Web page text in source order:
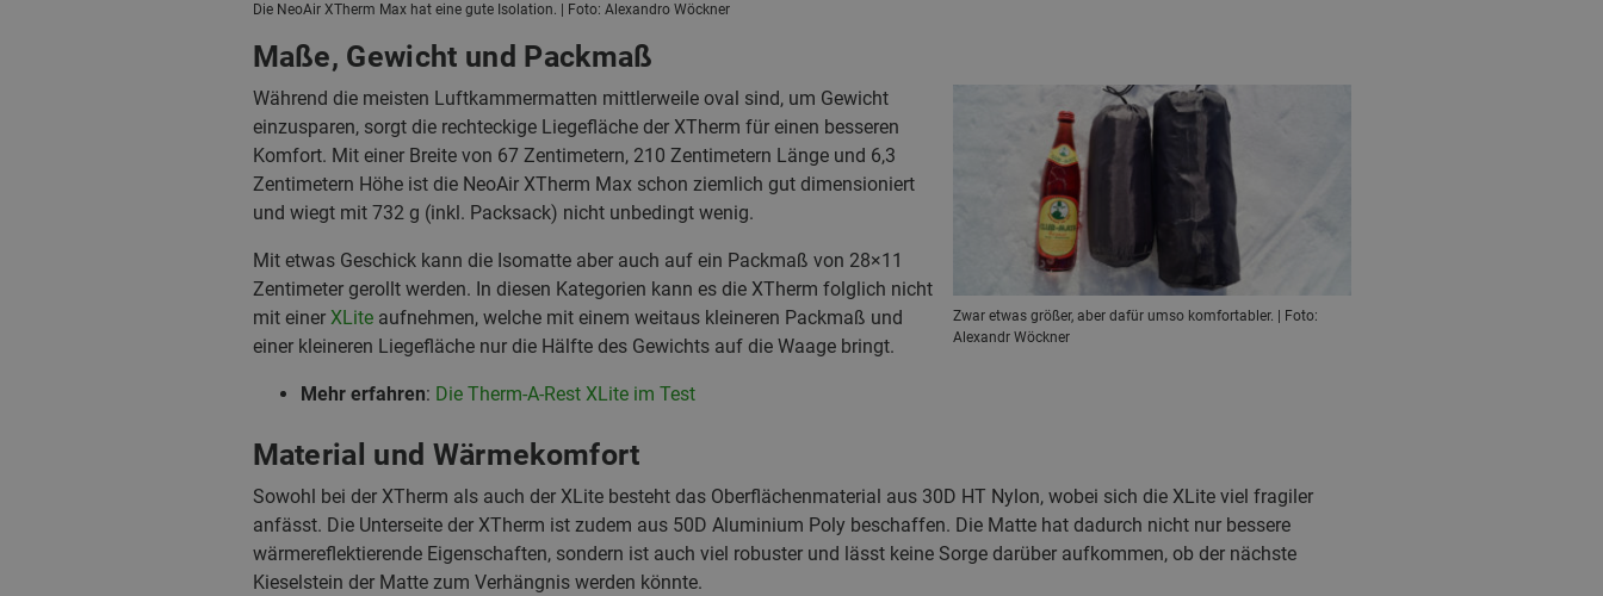
Die NeoAir XTherm Max hat eine gute Isolation. | Foto: Alexandro Wöckner
Maße, Gewicht und Packmaß
Zwar etwas größer, aber dafür umso komfortabler. | Foto:
Alexandr Wöckner
Während die meisten Luftkammermatten mittlerweile oval sind, um Gewicht
einzusparen, sorgt die rechteckige Liegefläche der XTherm für einen besseren
Komfort. Mit einer Breite von 67 Zentimetern, 210 Zentimetern Länge und 6,3
Zentimetern Höhe ist die NeoAir XTherm Max schon ziemlich gut dimensioniert
und wiegt mit 732 g (inkl. Packsack) nicht unbedingt wenig.
Mit etwas Geschick kann die Isomatte aber auch auf ein Packmaß von 28×11
Zentimeter gerollt werden. In diesen Kategorien kann es die XTherm folglich nicht
mit einer XLiteaufnehmen, welche mit einem weitaus kleineren Packmaß und
einer kleineren Liegefläche nur die Hälfte des Gewichts auf die Waage bringt.
Mehr erfahren: Die Therm-A-Rest XLite im Test
Material und Wärmekomfort
Sowohl bei der XTherm als auch der XLite besteht das Oberflächenmaterial aus 30D HT Nylon, wobei sich die XLite viel fragiler
anfässt. Die Unterseite der XTherm ist zudem aus 50D Aluminium Poly beschaffen. Die Matte hat dadurch nicht nur bessere
wärmereflektierende Eigenschaften, sondern ist auch viel robuster und lässt keine Sorge darüber aufkommen, ob der nächste
Kieselstein der Matte zum Verhängnis werden könnte.